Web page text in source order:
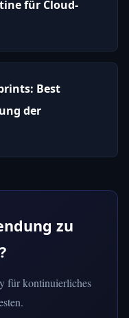
für Cloud-
Best
der
zu
für kontinuierliches